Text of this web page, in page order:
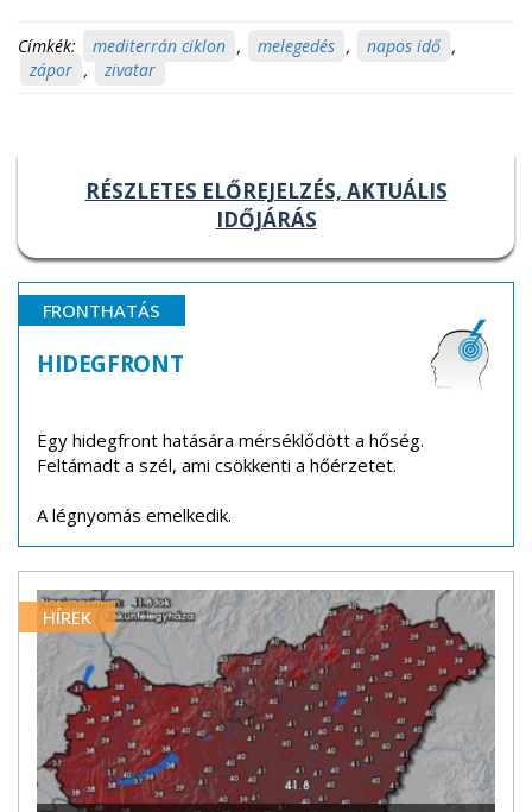
Címkék: mediterrán ciklon , melegedés , napos idő ,
zápor , zivatar
RÉSZLETES ELŐREJELZÉS, AKTUÁLIS
IDŐJÁRÁS
FRONTHATÁS
HIDEGFRONT
Egy hidegfront hatására mérséklődött a hőség.
Feltámadt a szél, ami csökkenti a hőérzetet.
A légnyomás emelkedik.
HÍREK